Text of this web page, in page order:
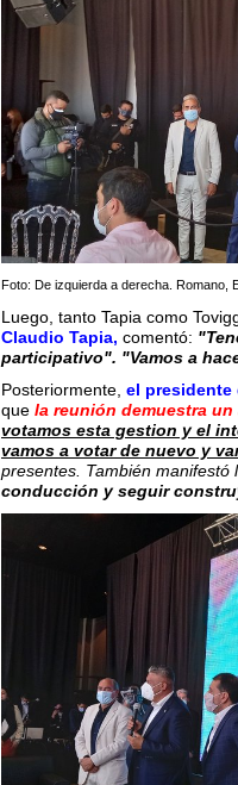
Foto: De izquierda a derecha. Romano,
Luego, tanto Tapia como
Claudio Tapia, comentó:
participativo". "Vamos a
Posteriormente, el presidente
que la reunión demuestra
votamos esta gestion y el
vamos a votar de nuevo y
presentes. También manifestó
conducción y seguir